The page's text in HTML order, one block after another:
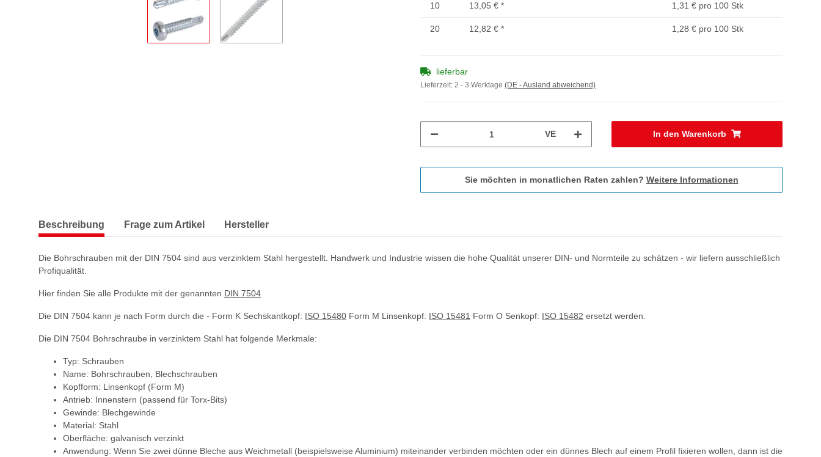
10 13,05 € * 1,31 € pro 100 Stk
20 12,82 € * 1,28 € pro 100 Stk
lieferbar
Lieferzeit: 2 - 3 Werktage (DE - Ausland abweichend)
VE In den Warenkorb
Sie möchten in monatlichen Raten zahlen? Weitere Informationen
Beschreibung Frage zum Artikel Hersteller
Die Bohrschrauben mit der DIN 7504 sind aus verzinktem Stahl hergestellt. Handwerk und Industrie wissen die hohe Qualität unserer DIN- und Normteile zu schätzen - wir liefern ausschließlich
Profiqualität.
Hier finden Sie alle Produkte mit der genannten DIN 7504
Die DIN 7504 kann je nach Form durch die - Form K Sechskantkopf: ISO 15480 Form M Linsenkopf: ISO 15481 Form O Senkopf: ISO 15482 ersetzt werden.
Die DIN 7504 Bohrschraube in verzinktem Stahl hat folgende Merkmale:
Typ: Schrauben
Name: Bohrschrauben, Blechschrauben
Kopfform: Linsenkopf (Form M)
Antrieb: Innenstern (passend für Torx-Bits)
Gewinde: Blechgewinde
Material: Stahl
Oberfläche: galvanisch verzinkt
Anwendung: Wenn Sie zwei dünne Bleche aus Weichmetall (beispielsweise Aluminium) miteinander verbinden möchten oder ein dünnes Blech auf einem Profil fixieren wollen, dann ist die